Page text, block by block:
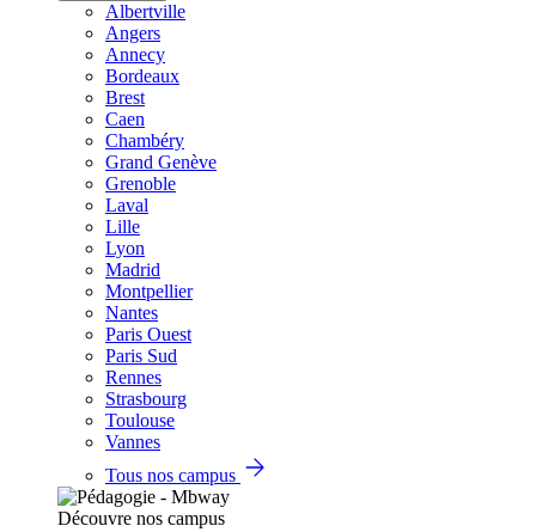
Albertville
Angers
Annecy
Bordeaux
Brest
Caen
Chambéry
Grand Genève
Grenoble
Laval
Lille
Lyon
Madrid
Montpellier
Nantes
Paris Ouest
Paris Sud
Rennes
Strasbourg
Toulouse
Vannes
Tous nos campus
Découvre nos campus